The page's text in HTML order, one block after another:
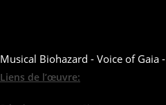
Musical Biohazard - Voice of Gaia -
Liens de l’œuvre: